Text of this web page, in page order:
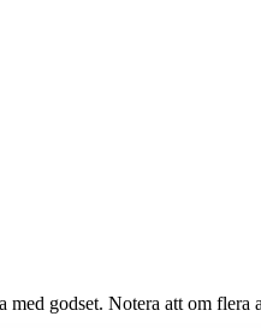
godset. Notera att om